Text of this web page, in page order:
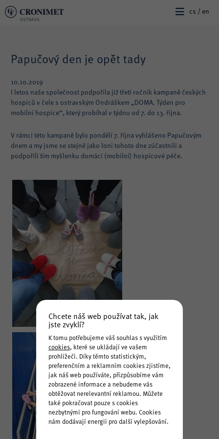
cs /en
Papučový den je opět tady
10.10.2019
I letos naše společnost podpořila již třetí ročník kampaně českých
hospiců v čele s ostravským Ondráškem „DOMA. Týden pro
mobilní hospice“, který probíhal v týdnu od 7. do 13. října.
V rámci této kampaně bylo pondělí 7. října vyhlášeno Papučovým
dnem a my jsme se stejně jako loni tohoto dne zúčastnili a
podpořili tím myšlenku domácí (mobilní) hospicové péče.
Chcete náš web používat tak, jak
jste zvyklí?
K tomu potřebujeme váš souhlas s využitím
cookies, které se ukládají ve vašem
prohlížeči. Díky těmto statistickým,
preferenčním a reklamním cookies zjistíme,
jak náš web používáte, přizpůsobíme vám
zobrazené informace a nebudeme vás
obtěžovat nerelevantní reklamou. Můžete
také pokračovat pouze s cookies
nezbytnými pro fungování webu. Cookies
nám dodávají energii pro další vylepšování.